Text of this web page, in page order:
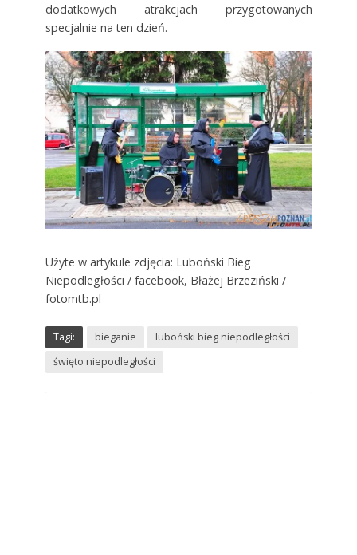
dodatkowych atrakcjach przygotowanych
specjalnie na ten dzień.
Użyte w artykule zdjęcia: Luboński Bieg
Niepodległości / facebook, Błażej Brzeziński /
fotomtb.pl
Tagi: bieganie
luboński bieg niepodległości
święto niepodległości